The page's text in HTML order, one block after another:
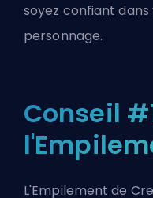
soyez confiant
personnage.
Conseil
L'Empilement de